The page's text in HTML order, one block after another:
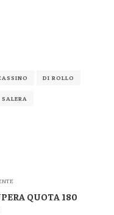
DI ROLLO
SALERA
QUOTA 180